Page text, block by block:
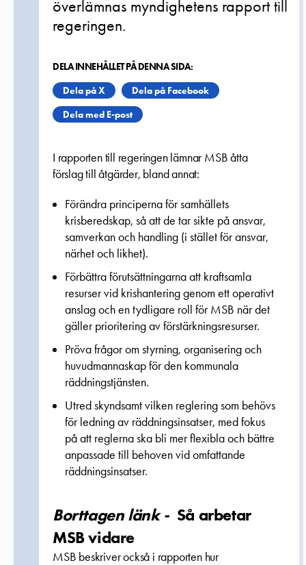
överlämnas myndighetens rapport till
regeringen.
DELA INNEHÅLLET PÅ DENNA SIDA:
Dela på X
Dela på Facebook
Dela med E-post
I rapporten till regeringen lämnar MSB åtta
förslag till åtgärder, bland annat:
Förändra principerna för samhällets
krisberedskap, så att de tar sikte på ansvar,
samverkan och handling (i stället för ansvar,
närhet och likhet).
Förbättra förutsättningarna att kraftsamla
resurser vid krishantering genom ett operativt
anslag och en tydligare roll för MSB när det
gäller prioritering av förstärkningsresurser.
Pröva frågor om styrning, organisering och
huvudmannaskap för den kommunala
räddningstjänsten.
Utred skyndsamt vilken reglering som behövs
för ledning av räddningsinsatser, med fokus
på att reglerna ska bli mer flexibla och bättre
anpassade till behoven vid omfattande
räddningsinsatser.
Borttagen länk - Så arbetar
MSB vidare
MSB beskriver också i rapporten hur